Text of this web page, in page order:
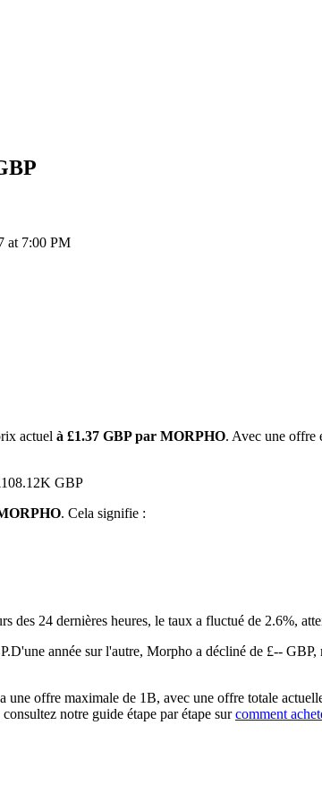
at 7:00 PM
actuel à £1.37 GBP par MORPHO. Avec une offre
GBP
. Cela signifie :
des 24 dernières heures, le taux a fluctué de 2.6%,
D'une année sur l'autre, Morpho a décliné de £--
offre maximale de 1B, avec une offre totale
consultez notre guide étape par étape surcomment